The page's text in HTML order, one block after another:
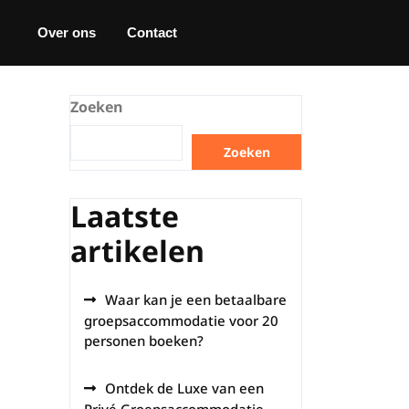
Over ons Contact
Zoeken
Zoeken
Laatste
artikelen
Waar kan je een betaalbare
groepsaccommodatie voor 20
personen boeken?
Ontdek de Luxe van een